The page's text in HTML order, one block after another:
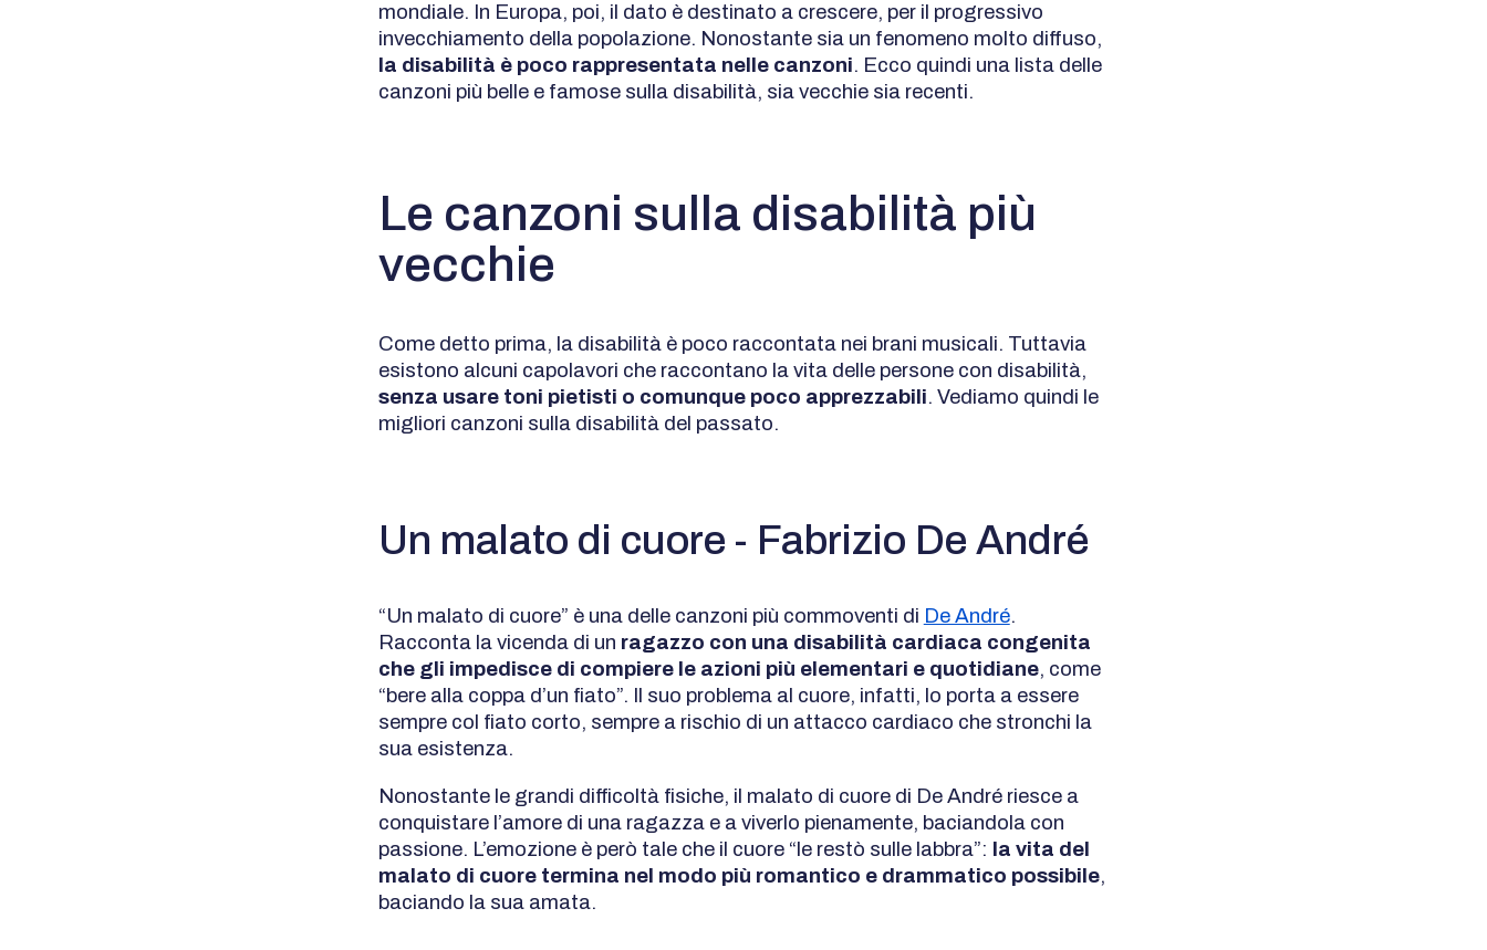
mondiale. In Europa, poi, il dato è destinato a crescere, per il progressivo
invecchiamento della popolazione. Nonostante sia un fenomeno molto diffuso,
la disabilità è poco rappresentata nelle canzoni. Ecco quindi una lista delle
canzoni più belle e famose sulla disabilità, sia vecchie sia recenti.
Le canzoni sulla disabilità più
vecchie
Come detto prima, la disabilità è poco raccontata nei brani musicali. Tuttavia
esistono alcuni capolavori che raccontano la vita delle persone con disabilità,
senza usare toni pietisti o comunque poco apprezzabili. Vediamo quindi le
migliori canzoni sulla disabilità del passato.
Un malato di cuore - Fabrizio De André
“Un malato di cuore” è una delle canzoni più commoventi di De André.
Racconta la vicenda di un ragazzo con una disabilità cardiaca congenita
che gli impedisce di compiere le azioni più elementari e quotidiane, come
“bere alla coppa d’un fiato”. Il suo problema al cuore, infatti, lo porta a essere
sempre col fiato corto, sempre a rischio di un attacco cardiaco che stronchi la
sua esistenza.
Nonostante le grandi difficoltà fisiche, il malato di cuore di De André riesce a
conquistare l’amore di una ragazza e a viverlo pienamente, baciandola con
passione. L’emozione è però tale che il cuore “le restò sulle labbra”: la vita del
malato di cuore termina nel modo più romantico e drammatico possibile,
baciando la sua amata.